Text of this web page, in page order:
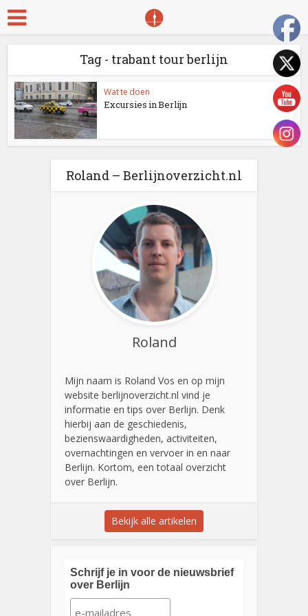
Tag - trabant tour berlijn
Wat te doen
Excursies in Berlijn
Roland – Berlijnoverzicht.nl
Roland
Mijn naam is Roland Vos en op mijn
website berlijnoverzicht.nl vind je
informatie en tips over Berlijn. Denk
hierbij aan de geschiedenis,
bezienswaardigheden, activiteiten,
overnachtingen en vervoer in en naar
Berlijn. Kortom, een totaal overzicht
over Berlijn.
Bekijk alle artikelen
Schrijf je in voor de nieuwsbrief
over Berlijn